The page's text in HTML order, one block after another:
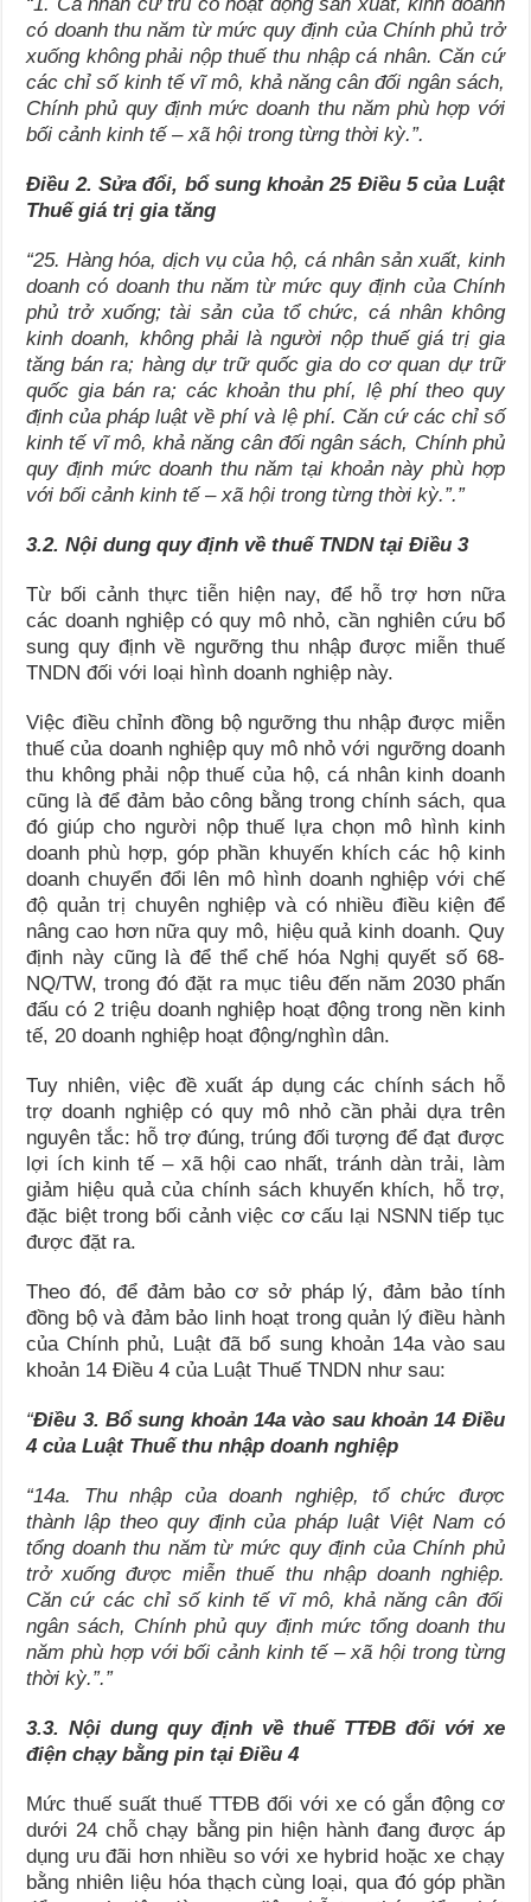
có doanh thu năm từmức quy định của Chính phủ trở
xuống không phải nộp thuế thu nhập cá nhân. Căn cứ
các chỉ số kinh tế vĩ mô, khả năng cân đối ngân sách,
Chính phủ quy định mức doanh thu năm phù hợp với
bối cảnh kinh tế – xã hội trong từng thời kỳ.”.
Điều 2. Sửa đổi, bổ sung khoản 25 Điều 5 của Luật
Thuế giá trị gia tăng
“25. Hàng hóa, dịch vụ của hộ, cá nhân sản xuất, kinh
doanh có doanh thu năm từ mức quy định của Chính
phủ trở xuống; tài sản của tổ chức, cá nhân không
kinh doanh, không phải là người nộp thuế giá trị gia
tăng bán ra; hàng dự trữ quốc gia do cơ quan dự trữ
quốc gia bán ra; các khoản thu phí, lệ phí theo quy
định của pháp luật về phí và lệ phí. Căn cứ các chỉ số
kinh tế vĩ mô, khả năng cân đối ngân sách, Chính phủ
quy định mức doanh thu năm tại khoản này phù hợp
với bối cảnh kinh tế – xã hội trong từng thời kỳ.”.”
3.2.Nội dung quy định về thuế TNDN tại Điều 3
Từ bối cảnh thực tiễn hiện nay, để hỗ trợ hơn nữa
các doanh nghiệp có quy mô nhỏ, cần nghiên cứu bổ
sung quy định về ngưỡng thu nhập được miễn thuế
TNDN đối với loại hình doanh nghiệp này.
Việc điều chỉnh đồng bộ ngưỡng thu nhập được miễn
thuế của doanh nghiệp quy mô nhỏ với ngưỡng doanh
thu không phải nộp thuế của hộ, cá nhân kinh doanh
cũng là để đảm bảo công bằng trong chính sách, qua
đó giúp cho người nộp thuế lựa chọn mô hình kinh
doanh phù hợp, góp phần khuyến khích các hộ kinh
doanh chuyển đổi lên mô hình doanh nghiệp với chế
độ quản trị chuyên nghiệp và có nhiều điều kiện để
nâng cao hơn nữa quy mô, hiệu quả kinh doanh. Quy
định này cũng là để thể chế hóa Nghị quyết số 68-
NQ/TW, trong đó đặt ra mục tiêu đến năm 2030 phấn
đấu có 2 triệu doanh nghiệp hoạt động trong nền kinh
tế, 20 doanh nghiệp hoạt động/nghìn dân.
Tuy nhiên, việc đề xuất áp dụng các chính sách hỗ
trợ doanh nghiệp có quy mô nhỏ cần phải dựa trên
nguyên tắc: hỗ trợ đúng, trúng đối tượng để đạt được
lợi ích kinh tế – xã hội cao nhất, tránh dàn trải, làm
giảm hiệu quả của chính sách khuyến khích, hỗ trợ,
đặc biệt trong bối cảnh việc cơ cấu lại NSNN tiếp tục
được đặt ra.
Theo đó, để đảm bảo cơ sở pháp lý, đảm bảo tính
đồng bộ và đảm bảo linh hoạt trong quản lý điều hành
của Chính phủ, Luật đã bổ sung khoản 14a vào sau
khoản 14 Điều 4 của Luật Thuế TNDN như sau:
“Điều 3. Bổ sung khoản 14a vào sau khoản 14 Điều
4 của Luật Thuế thu nhập doanh nghiệp
“14a. Thu nhập của doanh nghiệp, tổ chức được
thành lập theo quy định của pháp luật Việt Nam có
tổng doanh thu năm từ mức quy định của Chính phủ
trở xuống được miễn thuế thu nhập doanh nghiệp.
Căn cứ các chỉ số kinh tế vĩ mô, khả năng cân đối
ngân sách, Chính phủ quy định mức tổngdoanh thu
năm phù hợp với bối cảnh kinh tế – xã hội trong từng
thời kỳ.”.”
3.3.Nội dung quy định về thuế TTĐB đối với xe
điện chạy bằng pin tại Điều 4
Mức thuế suất thuế TTĐB đối với xe có gắn động cơ
dưới 24 chỗ chạy bằng pin hiện hành đang được áp
dụng ưu đãi hơn nhiều so với xe hybrid hoặc xe chạy
bằng nhiên liệu hóa thạch cùng loại, qua đó góp phần